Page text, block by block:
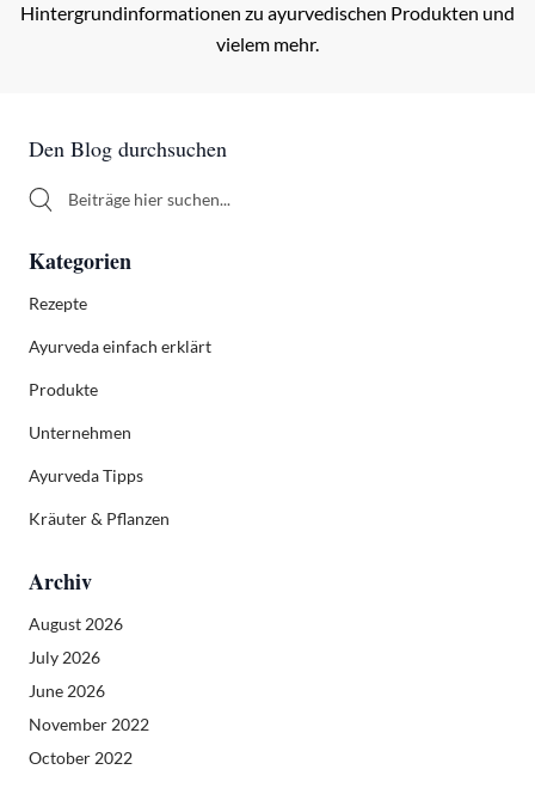
Hintergrundinformationen zu ayurvedischen Produkten und
vielem mehr.
Sidebar
Den Blog durchsuchen
Den Blog durchsuchen
Kategorien
Rezepte
Ayurveda einfach erklärt
Produkte
Unternehmen
Ayurveda Tipps
Kräuter & Pflanzen
Archiv
August 2026
July 2026
June 2026
November 2022
October 2022